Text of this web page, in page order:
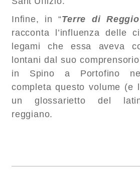
Infine, in “Terre di
racconta l’influenza delle
legami che essa aveva
lontani dal suo
in Spino a Portofino nel
completa questo volume (e
un glossarietto del
reggiano.